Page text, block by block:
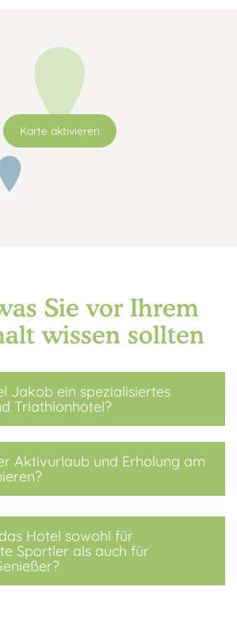
Karte aktivieren
Sie vor Ihrem
wissen sollten
Jakob ein spezialisiertes
Triathlonhotel?
Aktivurlaub und Erholung am
Hotel sowohl für
Sportler als auch für